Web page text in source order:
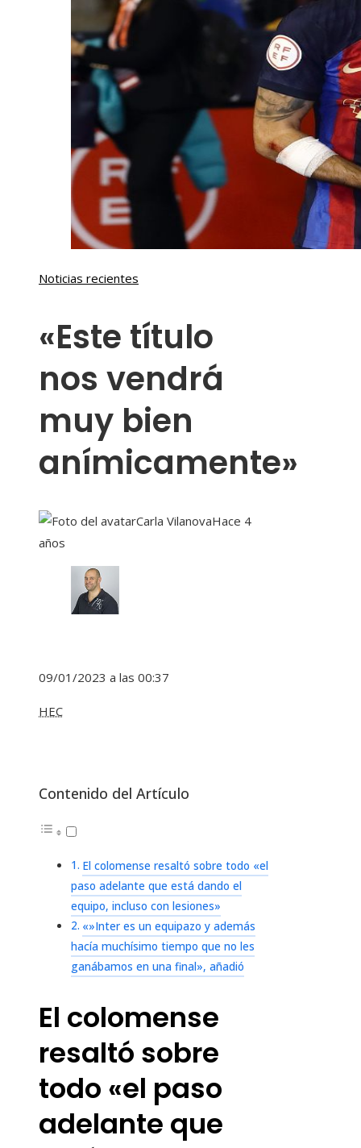
Noticias recientes
«Este título
nos vendrá
muy bien
anímicamente»
Carla VilanovaHace 4
años
09/01/2023 a las 00:37
HEC
Contenido del Artículo
El colomense resaltó sobre todo «el
paso adelante que está dando el
equipo, incluso con lesiones»
«»Inter es un equipazo y además
hacía muchísimo tiempo que no les
ganábamos en una final», añadió
El colomense
resaltó sobre
todo «el paso
adelante que